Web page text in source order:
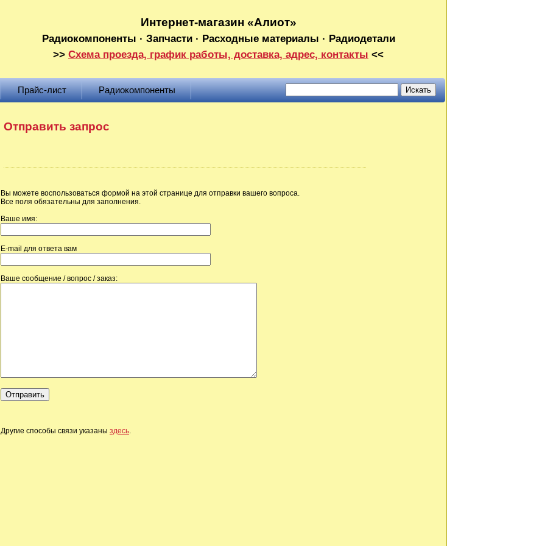
Интернет-магазин «Алиот»
Радиокомпоненты · Запчасти · Расходные материалы · Радиодетали
>> Схема проезда, график работы, доставка, адрес, контакты <<
Прайс-лист Радиокомпоненты
Отправить запрос
Вы можете воспользоваться формой на этой странице для отправки вашего вопроса.
Все поля обязательны для заполнения.
Ваше имя:
E-mail для ответа вам
Ваше сообщение / вопрос / заказ:
Другие способы связи указаны здесь.